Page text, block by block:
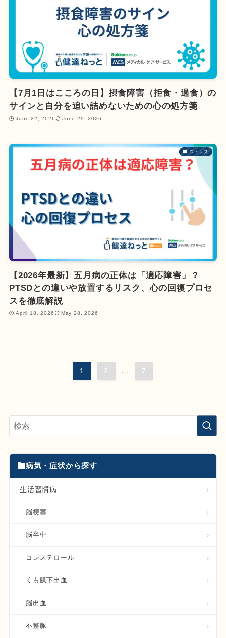
【7月1日はこころの日】摂食障害（拒食・過食）の
サインと自分を追い詰めないための心の処方箋
June 22, 2026 June 29, 2026
ストレス
【2026年最新】五月病の正体は「適応障害」？
PTSDとの違いや放置するリスク、心の回復プロセ
スを徹底解説
April 18, 2026 May 28, 2026
1 2 7
病気・症状から探す
生活習慣病
脳梗塞
脳卒中
コレステロール
くも膜下出血
脳出血
不整脈